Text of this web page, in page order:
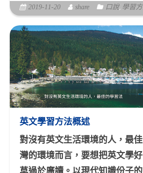
2019-11-20 share 口說, 學習
英文學習方法概述
對沒有英文生活環境的人，最
灣的環境而言，要想把英文學